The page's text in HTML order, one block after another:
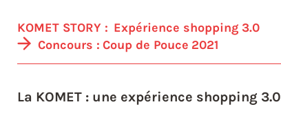
KOMET STORY : Expérience shopping 3.0
Concours : Coup de Pouce 2021
La KOMET : une expérience shopping 3.0